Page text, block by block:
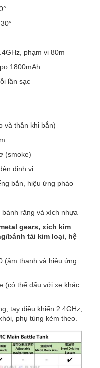
phạm vi 80m
1800mAh
lần sạc
và thân khi bắn)
(smoke)
định vị
bắn, hiệu ứng pháo
bánh răng và xích nhựa
metal gears, xích kim
bánh tải kim loại, hệ
(âm thanh và hiệu ứng
(có thể đấu với xe khác
tay điều khiển 2.4GHz,
phụ tùng kèm theo.